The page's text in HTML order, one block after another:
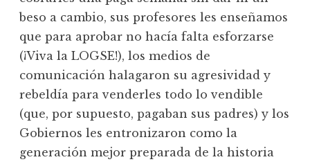
beso a cambio, sus profesores les enseñamos
que para aprobar no hacía falta esforzarse
(¡Viva la LOGSE!), los medios de
comunicación halagaron su agresividad y
rebeldía para venderles todo lo vendible
(que, por supuesto, pagaban sus padres) y los
Gobiernos les entronizaron como la
generación mejor preparada de la historia